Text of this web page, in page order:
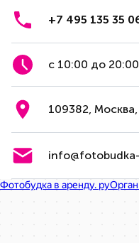
+7 495 135 35
с 10:00 до
109382, Москва,